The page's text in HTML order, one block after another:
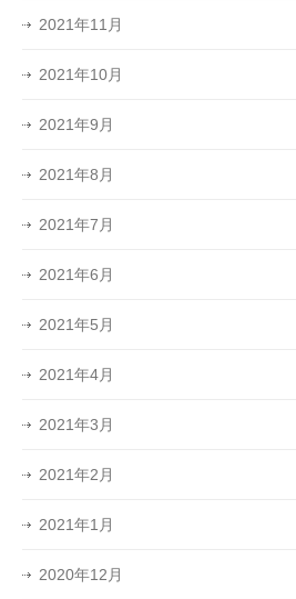
2021年11月
2021年10月
2021年9月
2021年8月
2021年7月
2021年6月
2021年5月
2021年4月
2021年3月
2021年2月
2021年1月
2020年12月